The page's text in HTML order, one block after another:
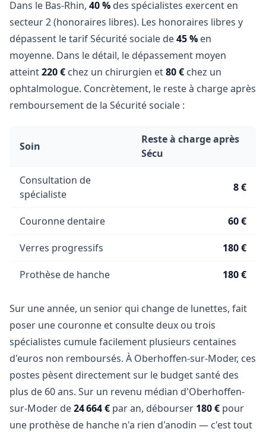
Dans le Bas-Rhin, 40 % des spécialistes exercent en
secteur 2 (honoraires libres). Les honoraires libres y
dépassent le tarif Sécurité sociale de45 % en
moyenne. Dans le détail, le dépassement moyen
atteint220 € chez un chirurgien et80 € chez un
ophtalmologue. Concrètement, le reste à charge après
remboursement de la Sécurité sociale :
Soin
Reste à charge après
Sécu
Consultation de
spécialiste
8 €
Couronne dentaire 60 €
Verres progressifs 180 €
Prothèse de hanche 180 €
Sur une année, un senior qui change de lunettes, fait
poser une couronne et consulte deux ou trois
spécialistes cumule facilement plusieurs centaines
d'euros non remboursés. À Oberhoffen-sur-Moder, ces
postes pèsent directement sur le budget santé des
plus de 60 ans. Sur un revenu médian d'Oberhoffen-
sur-Moder de24 664 € par an, débourser 180 € pour
une prothèse de hanche n'a rien d'anodin — c'est tout